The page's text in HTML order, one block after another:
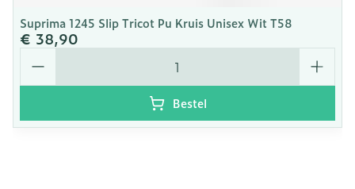
Suprima 1245 Slip Tricot Pu Kruis Unisex Wit T58
€ 38,90
Aantal
Bestel